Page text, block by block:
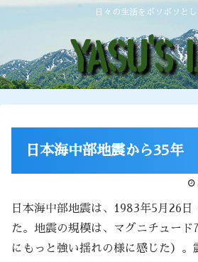
日々の生活をボソボソと
日本海中部地震から35年
日本海中部地震は、1983年5月26日
た。地震の規模は、マグニチュード
にもっと強い揺れの様に感じた）。